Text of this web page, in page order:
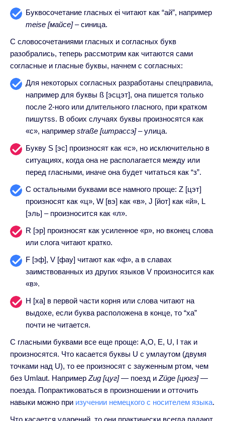
Буквосочетание гласных ei читают как “ай”, например
meise [майсе]– синица.
С словосочетаниями гласных и согласных букв
разобрались, теперь рассмотрим как читаются сами
согласные и гласные буквы, начнем с согласных:
Для некоторых согласных разработаны спецправила,
например для буквы ß [эсцэт], она пишется только
после 2-ного или длительного гласного, при кратком
пишутss. В обоих случаях буквы произносятся как
«с», например straße [штрассэ]– улица.
Букву S [эс] произносят как «с», но исключительно в
ситуациях, когда она не располагается между или
перед гласными, иначе она будет читаться как “з”.
С остальными буквами все намного проще: Z [цэт]
произносят как «ц», W [вэ] как «в», J [йот] как «й», L
[эль] – произносится как «л».
R [эр] произносят как усиленное «р», но вконец слова
или слога читают кратко.
F [эф], V [фау] читают как «ф», а в славах
заимствованных из других языков V произносится как
«в».
H [ха] в первой части корня или слова читают на
выдохе, если буква расположена в конце, то “ха”
почти не читается.
С гласными буквами все еще проще: A,O, E, U, I так и
произносятся. Что касается буквы U с умлаутом (двумя
точками над U), то ее произносят с зауженным ртом, чем
без Umlaut. Например Zug [цуг]— поезд и Züge [цюгэ]—
поезда. Попрактиковаться в произношении и отточить
навыки можно при изучении немецкого с носителем языка.
Что касается ударений, то они практически всегда падают